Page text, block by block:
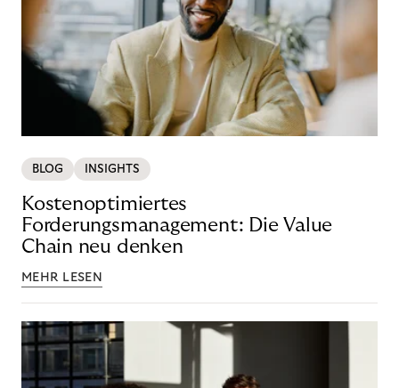
BLOG INSIGHTS
Kostenoptimiertes
Forderungsmanagement: Die Value
Chain neu denken
MEHR LESEN